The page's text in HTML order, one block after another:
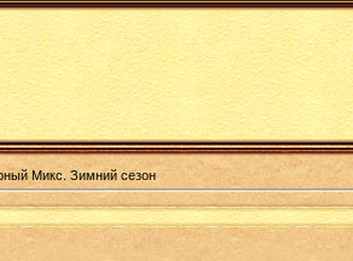
Микс. Зимний сезон